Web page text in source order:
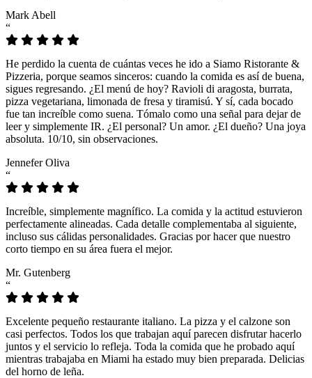
Mark Abell
“
He perdido la cuenta de cuántas veces he ido a Siamo Ristorante &
Pizzeria, porque seamos sinceros: cuando la comida es así de buena,
sigues regresando. ¿El menú de hoy? Ravioli di aragosta, burrata,
pizza vegetariana, limonada de fresa y tiramisú. Y sí, cada bocado
fue tan increíble como suena. Tómalo como una señal para dejar de
leer y simplemente IR. ¿El personal? Un amor. ¿El dueño? Una joya
absoluta. 10/10, sin observaciones.
Jennefer Oliva
“
Increíble, simplemente magnífico. La comida y la actitud estuvieron
perfectamente alineadas. Cada detalle complementaba al siguiente,
incluso sus cálidas personalidades. Gracias por hacer que nuestro
corto tiempo en su área fuera el mejor.
Mr. Gutenberg
“
Excelente pequeño restaurante italiano. La pizza y el calzone son
casi perfectos. Todos los que trabajan aquí parecen disfrutar hacerlo
juntos y el servicio lo refleja. Toda la comida que he probado aquí
mientras trabajaba en Miami ha estado muy bien preparada. Delicias
del horno de leña.